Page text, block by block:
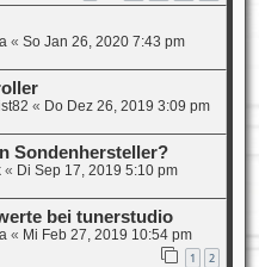
« So Jan 26, 2020 7:43 pm
« Do Dez 26, 2019 3:09 pm
Sondenhersteller?
« Di Sep 17, 2019 5:10 pm
bei tunerstudio
« Mi Feb 27, 2019 10:54 pm
1 2